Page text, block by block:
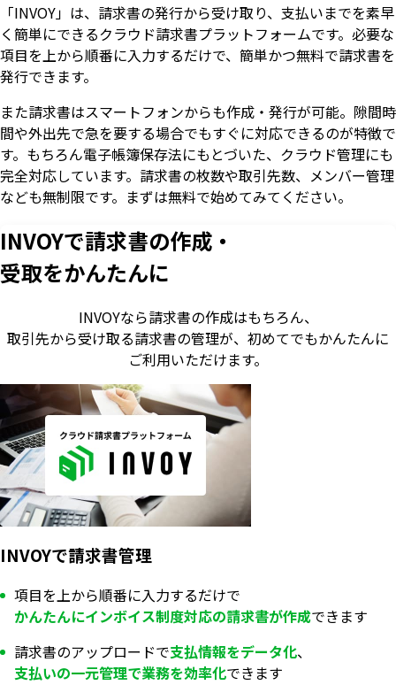
「INVOY」は、請求書の発行から受け取り、支払いまでを素早
く簡単にできるクラウド請求書プラットフォームです。必要な
項目を上から順番に入力するだけで、簡単かつ無料で請求書を
発行できます。
また請求書はスマートフォンからも作成・発行が可能。隙間時
間や外出先で急を要する場合でもすぐに対応できるのが特徴で
す。もちろん電子帳簿保存法にもとづいた、クラウド管理にも
完全対応しています。請求書の枚数や取引先数、メンバー管理
なども無制限です。まずは無料で始めてみてください。
INVOYで請求書の作成・
受取をかんたんに
INVOYなら請求書の作成はもちろん、
取引先から受け取る請求書の管理が、 初めてでもかんたんに
ご利用いただけます。
INVOYで請求書管理
項目を上から順番に入力するだけで
かんたんにインボイス制度対応の請求書が作成できます
請求書のアップロードで支払情報をデータ化、
支払いの一元管理で業務を効率化できます